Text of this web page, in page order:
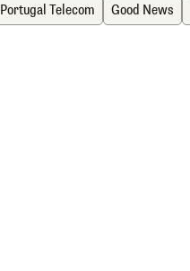
Portugal Telecom Good News